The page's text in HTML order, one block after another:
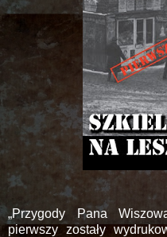
„Przygody Pana
pierwszy zostały